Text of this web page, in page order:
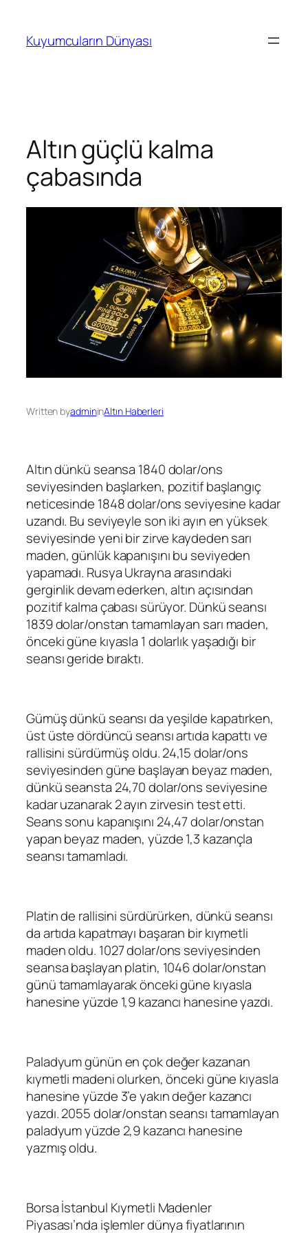
Kuyumcuların Dünyası
Altın güçlü kalma
çabasında
Written byadmininAltın Haberleri
Altın dünkü seansa 1840 dolar/ons
seviyesinden başlarken, pozitif başlangıç
neticesinde 1848 dolar/ons seviyesine kadar
uzandı. Bu seviyeyle son iki ayın en yüksek
seviyesinde yeni bir zirve kaydeden sarı
maden, günlük kapanışını bu seviyeden
yapamadı. Rusya Ukrayna arasındaki
gerginlik devam ederken, altın açısından
pozitif kalma çabası sürüyor. Dünkü seansı
1839 dolar/onstan tamamlayan sarı maden,
önceki güne kıyasla 1 dolarlık yaşadığı bir
seansı geride bıraktı.
Gümüş dünkü seansı da yeşilde kapatırken,
üst üste dördüncü seansı artıda kapattı ve
rallisini sürdürmüş oldu. 24,15 dolar/ons
seviyesinden güne başlayan beyaz maden,
dünkü seansta 24,70 dolar/ons seviyesine
kadar uzanarak 2 ayın zirvesin test etti.
Seans sonu kapanışını 24,47 dolar/onstan
yapan beyaz maden, yüzde 1,3 kazançla
seansı tamamladı.
Platin de rallisini sürdürürken, dünkü seansı
da artıda kapatmayı başaran bir kıymetli
maden oldu. 1027 dolar/ons seviyesinden
seansa başlayan platin, 1046 dolar/onstan
günü tamamlayarak önceki güne kıyasla
hanesine yüzde 1,9 kazancı hanesine yazdı.
Paladyum günün en çok değer kazanan
kıymetli madeni olurken, önceki güne kıyasla
hanesine yüzde 3’e yakın değer kazancı
yazdı. 2055 dolar/onstan seansı tamamlayan
paladyum yüzde 2,9 kazancı hanesine
yazmış oldu.
Borsa İstanbul Kıymetli Madenler
Piyasası’nda işlemler dünya fiyatlarının